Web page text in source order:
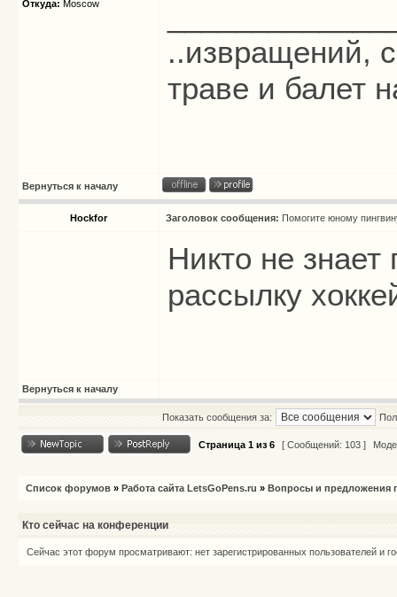
Откуда: Moscow
..извращений,
траве и балет
Вернуться к началу
Hockfor Заголовок сообщения: Помогите юному
Никто не знает
рассылку
Вернуться к началу
Показать сообщения за:
Страница 1 из 6 [ Сообщений: 103 ]
Список форумов » Работа сайта LetsGoPens.ru » Вопросы и предложения
Кто сейчас на конференции
Сейчас этот форум просматривают: нет зарегистрированных пользователей и